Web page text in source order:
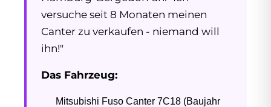
versuche seit 8 Monaten meinen
Canter zu verkaufen - niemand will
ihn!"
Das Fahrzeug:
Mitsubishi Fuso Canter 7C18 (Baujahr